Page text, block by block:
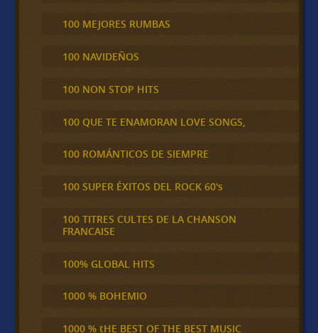
100 MEJORES RUMBAS
100 NAVIDEÑOS
100 NON STOP HITS
100 QUE TE ENAMORAN LOVE SONGS,
100 ROMÁNTICOS DE SIEMPRE
100 SUPER ÉXITOS DEL ROCK 60's
100 TITRES CULTES DE LA CHANSON
FRANCAISE
100% GLOBAL HITS
1000 % BOHEMIO
1000 % tHE BEST OF THE BEST MUSIC